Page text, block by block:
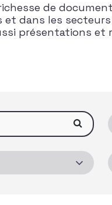
de
dans les
présentations et